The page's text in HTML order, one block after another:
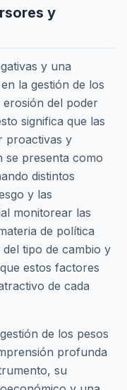
y
y una
la gestión de los
del poder
significa que las
proactivas y
se presenta como
distintos
y las
monitorear las
de política
tipo de cambio y
estos factores
de cada
de los pesos
profunda
su